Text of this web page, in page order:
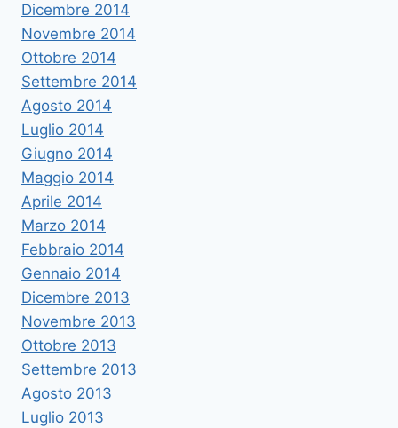
Dicembre 2014
Novembre 2014
Ottobre 2014
Settembre 2014
Agosto 2014
Luglio 2014
Giugno 2014
Maggio 2014
Aprile 2014
Marzo 2014
Febbraio 2014
Gennaio 2014
Dicembre 2013
Novembre 2013
Ottobre 2013
Settembre 2013
Agosto 2013
Luglio 2013